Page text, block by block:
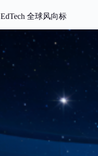
EdTech 全球风向标